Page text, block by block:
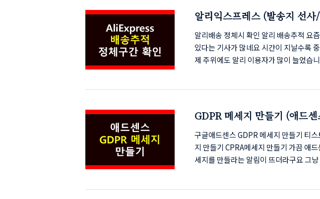
락(Good Lock) 설치 및 준비 단계 (가
커버 화면 위젯 추가 방법💰 커버 화면 활
알리익스프레스 (발송지 선
알리배송 정체시 확인 알리 배송추적 요
있다는 기사가 많네요 시간이 지날수록
제 주위에도 알리 이용자가 많이 늘었습
머무르고 있는 정체구간이 생긴다는 점
으로 더 확실히 다뤄 보겠습니다. 알리
구간 주문내역에서 배송중을 누르면 ..
GDPR 메세지 만들기 (애드
구글애드센스 GDPR 메세지 만들기 티
지 만들기 CPRA메세지 만들기 가끔 애
세지를 만들라는 알림이 뜨더라구요 그